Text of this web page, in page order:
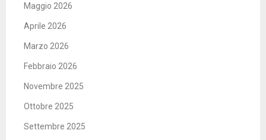
Maggio 2026
Aprile 2026
Marzo 2026
Febbraio 2026
Novembre 2025
Ottobre 2025
Settembre 2025